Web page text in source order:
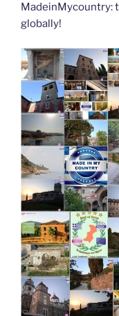
MadeinMycountry:
globally!